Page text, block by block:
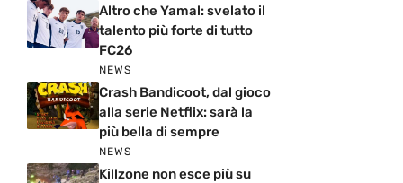
Altro che Yamal: svelato il
talento più forte di tutto
FC26
NEWS
Crash Bandicoot, dal gioco
alla serie Netflix: sarà la
più bella di sempre
NEWS
Killzone non esce più su